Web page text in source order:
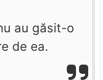
au găsit-o
de ea.